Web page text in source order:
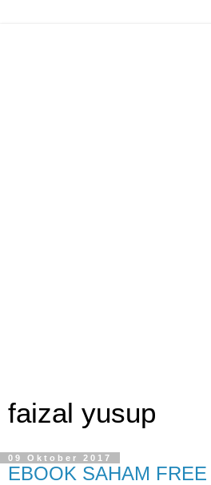
faizal yusup
09 Oktober 2017
EBOOK SAHAM FREE